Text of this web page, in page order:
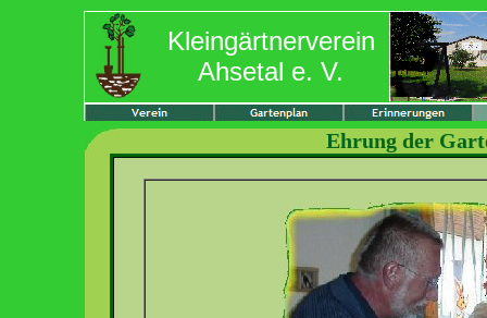
Kleingärtnerverein
Ahsetal e. V.
Ehrung der